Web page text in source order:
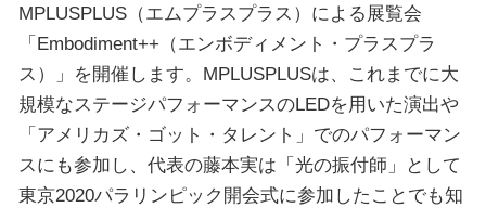
MPLUSPLUS（エムプラスプラス）による展覧会
「Embodiment++（エンボディメント・プラスプラ
ス）」を開催します。MPLUSPLUSは、これまでに大
規模なステージパフォーマンスのLEDを用いた演出や
「アメリカズ・ゴット・タレント」でのパフォーマン
スにも参加し、代表の藤本実は「光の振付師」として
東京2020パラリンピック開会式に参加したことでも知